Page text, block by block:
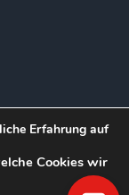
Erfahrung auf
Cookies wir
×